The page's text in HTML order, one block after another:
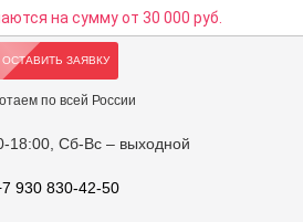
на суммуот 30 000 руб.
ОСТАВИТЬ ЗАЯВКУ
по всей России
18:00, Сб-Вс – выходной
930 830-42-50